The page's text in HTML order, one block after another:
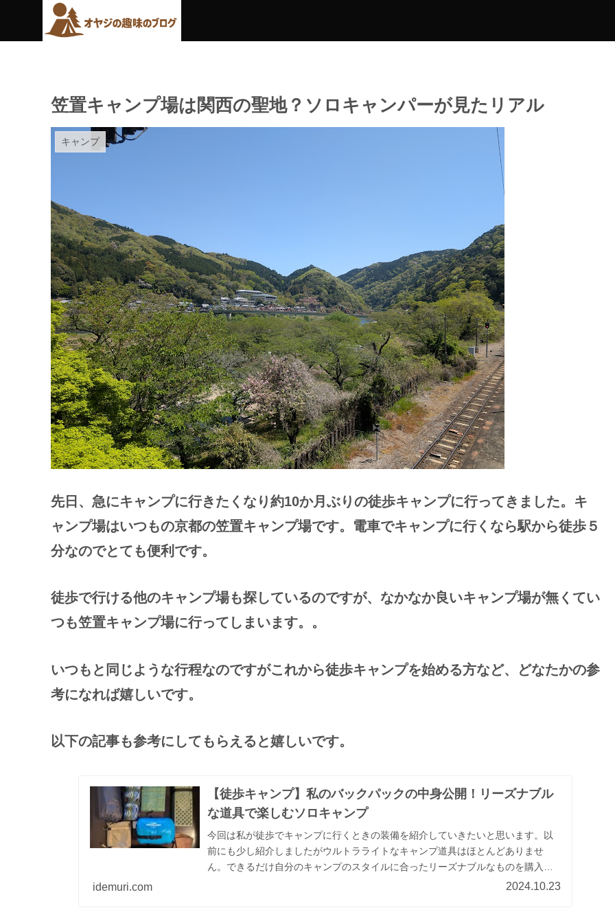
笠置キャンプ場は関西の聖地？ソロキャンパーが見たリアル
キャンプ
先日、急にキャンプに行きたくなり約10か月ぶりの徒歩キャンプに行ってきました。キ
ャンプ場はいつもの京都の笠置キャンプ場です。電車でキャンプに行くなら駅から徒歩５
分なのでとても便利です。
徒歩で行ける他のキャンプ場も探しているのですが、なかなか良いキャンプ場が無くてい
つも笠置キャンプ場に行ってしまいます。。
いつもと同じような行程なのですがこれから徒歩キャンプを始める方など、どなたかの参
考になれば嬉しいです。
以下の記事も参考にしてもらえると嬉しいです。
【徒歩キャンプ】私のバックパックの中身公開！リーズナブル
な道具で楽しむソロキャンプ
今回は私が徒歩でキャンプに行くときの装備を紹介していきたいと思います。以
前にも少し紹介しましたがウルトラライトなキャンプ道具はほとんどありませ
ん。できるだけ自分のキャンプのスタイルに合ったリーズナブルなものを購入し
ています。これからバックパックだけでキャンプをしてみたい方や車でキャンプ
idemuri.com 2024.10.23